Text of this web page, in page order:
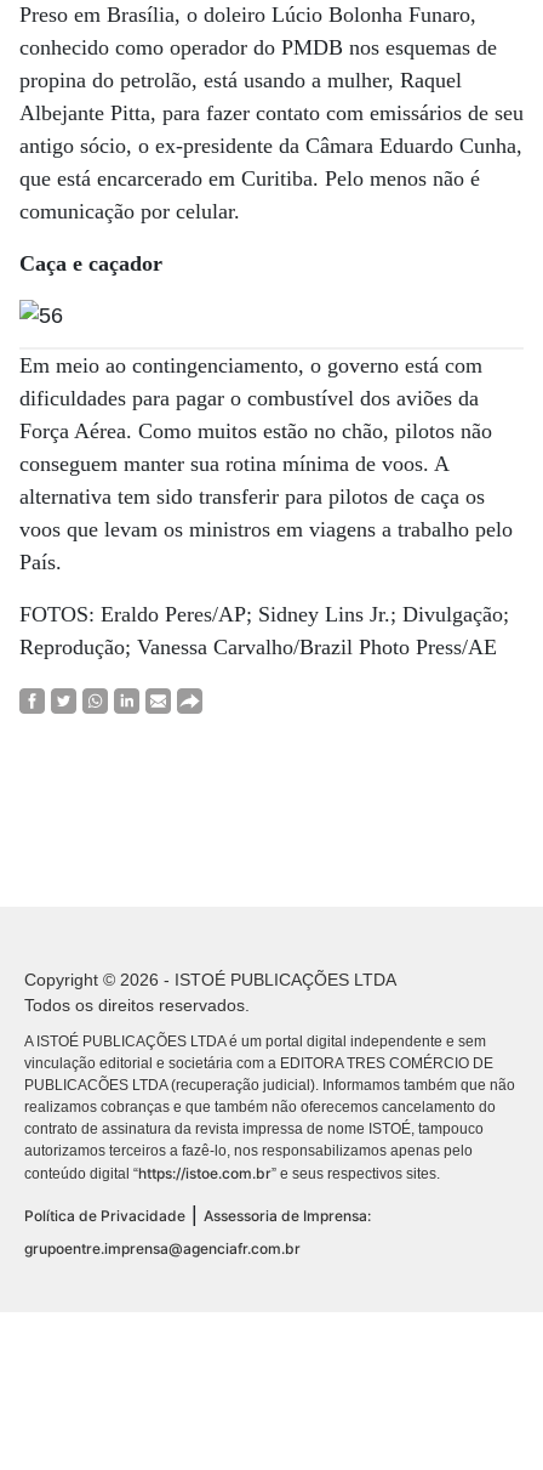
Preso em Brasília, o doleiro Lúcio Bolonha Funaro,
conhecido como operador do PMDB nos esquemas de
propina do petrolão, está usando a mulher, Raquel
Albejante Pitta, para fazer contato com emissários de seu
antigo sócio, o ex-presidente da Câmara Eduardo Cunha,
que está encarcerado em Curitiba. Pelo menos não é
comunicação por celular.
Caça e caçador
Em meio ao contingenciamento, o governo está com
dificuldades para pagar o combustível dos aviões da
Força Aérea. Como muitos estão no chão, pilotos não
conseguem manter sua rotina mínima de voos. A
alternativa tem sido transferir para pilotos de caça os
voos que levam os ministros em viagens a trabalho pelo
País.
FOTOS: Eraldo Peres/AP; Sidney Lins Jr.; Divulgação;
Reprodução; Vanessa Carvalho/Brazil Photo Press/AE
Copyright © 2026 - ISTOÉ PUBLICAÇÕES LTDA
Todos os direitos reservados.
A ISTOÉ PUBLICAÇÕES LTDA é um portal digital independente e sem
vinculação editorial e societária com a EDITORA TRES COMÉRCIO DE
PUBLICACÕES LTDA (recuperação judicial). Informamos também que não
realizamos cobranças e que também não oferecemos cancelamento do
contrato de assinatura da revista impressa de nome ISTOÉ, tampouco
autorizamos terceiros a fazê-lo, nos responsabilizamos apenas pelo
conteúdo digital “https://istoe.com.br” e seus respectivos sites.
Política de Privacidade | Assessoria de Imprensa:
grupoentre.imprensa@agenciafr.com.br